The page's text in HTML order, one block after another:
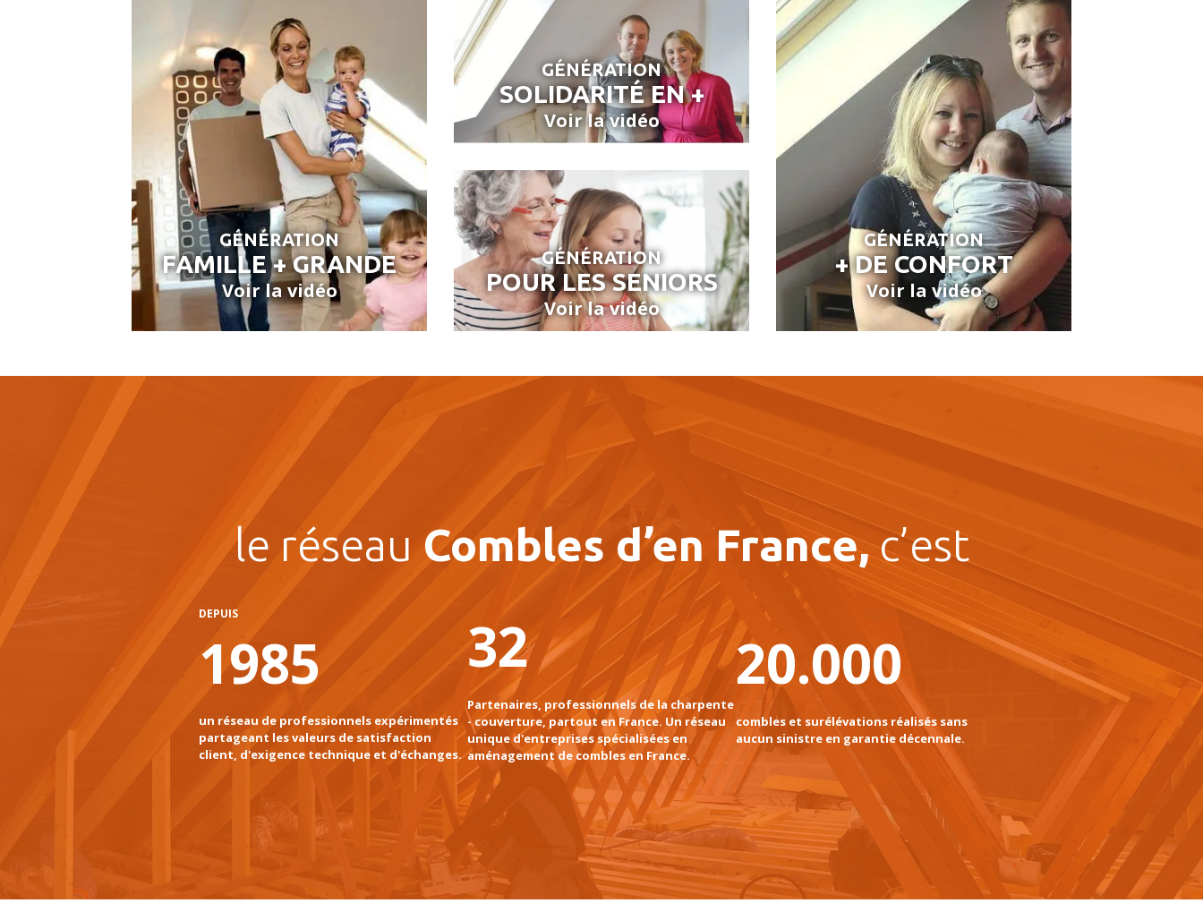
GÉNÉRATION
FAMILLE + GRANDE
Voir la vidéo
GÉNÉRATION
SOLIDARITÉ EN +
Voir la vidéo
GÉNÉRATION
POUR LES SENIORS
Voir la vidéo
GÉNÉRATION
+ DE CONFORT
Voir la vidéo
le réseau Combles d’en France,c’est
DEPUIS
1985
un réseau de professionnels expérimentés
partageant les valeurs de satisfaction
client, d'exigence technique et d'échanges.
32
Partenaires, professionnels de la charpente
- couverture, partout en France. Un réseau
unique d'entreprises spécialisées en
aménagement de combles en France.
20.000
combles et surélévations réalisés sans
aucun sinistre en garantie décennale.